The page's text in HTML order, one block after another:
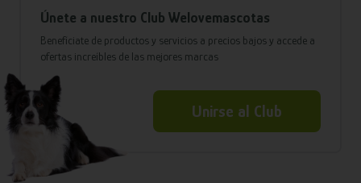
Únete a nuestro Club Welovemascotas
Benefíciate de productos y servicios a precios bajos y accede a
ofertas increíbles de las mejores marcas
Unirse al Club